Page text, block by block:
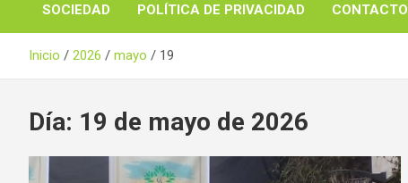
SOCIEDAD POLÍTICA DE PRIVACIDAD CONTACTO
Inicio 2026 mayo 19
Día: 19 de mayo de 2026